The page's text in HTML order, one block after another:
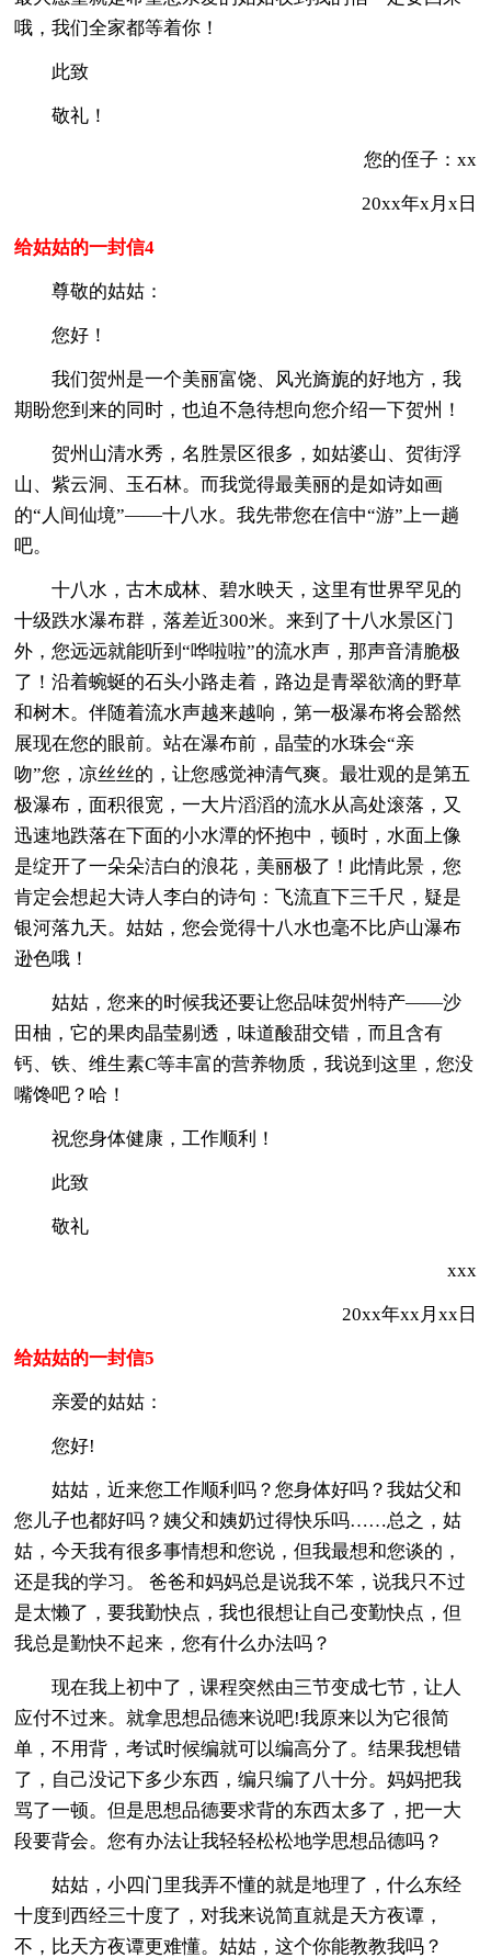
哦，我们全家都等着你！
此致
敬礼！
您的侄子：xx
20xx年x月x日
给姑姑的一封信4
尊敬的姑姑：
您好！
我们贺州是一个美丽富饶、风光旖旎的好地方，我
期盼您到来的同时，也迫不急待想向您介绍一下贺州！
贺州山清水秀，名胜景区很多，如姑婆山、贺街浮
山、紫云洞、玉石林。而我觉得最美丽的是如诗如画
的“人间仙境”——十八水。我先带您在信中“游”上一趟
吧。
十八水，古木成林、碧水映天，这里有世界罕见的
十级跌水瀑布群，落差近300米。来到了十八水景区门
外，您远远就能听到“哗啦啦”的流水声，那声音清脆极
了！沿着蜿蜒的石头小路走着，路边是青翠欲滴的野草
和树木。伴随着流水声越来越响，第一极瀑布将会豁然
展现在您的眼前。站在瀑布前，晶莹的水珠会“亲
吻”您，凉丝丝的，让您感觉神清气爽。最壮观的是第五
极瀑布，面积很宽，一大片滔滔的流水从高处滚落，又
迅速地跌落在下面的小水潭的怀抱中，顿时，水面上像
是绽开了一朵朵洁白的浪花，美丽极了！此情此景，您
肯定会想起大诗人李白的诗句：飞流直下三千尺，疑是
银河落九天。姑姑，您会觉得十八水也毫不比庐山瀑布
逊色哦！
姑姑，您来的时候我还要让您品味贺州特产——沙
田柚，它的果肉晶莹剔透，味道酸甜交错，而且含有
钙、铁、维生素C等丰富的营养物质，我说到这里，您没
嘴馋吧？哈！
祝您身体健康，工作顺利！
此致
敬礼
xxx
20xx年xx月xx日
给姑姑的一封信5
亲爱的姑姑：
您好!
姑姑，近来您工作顺利吗？您身体好吗？我姑父和
您儿子也都好吗？姨父和姨奶过得快乐吗……总之，姑
姑，今天我有很多事情想和您说，但我最想和您谈的，
还是我的学习。 爸爸和妈妈总是说我不笨，说我只不过
是太懒了，要我勤快点，我也很想让自己变勤快点，但
我总是勤快不起来，您有什么办法吗？
现在我上初中了，课程突然由三节变成七节，让人
应付不过来。就拿思想品德来说吧!我原来以为它很简
单，不用背，考试时候编就可以编高分了。结果我想错
了，自己没记下多少东西，编只编了八十分。妈妈把我
骂了一顿。但是思想品德要求背的东西太多了，把一大
段要背会。您有办法让我轻轻松松地学思想品德吗？
姑姑，小四门里我弄不懂的就是地理了，什么东经
十度到西经三十度了，对我来说简直就是天方夜谭，
不，比天方夜谭更难懂。姑姑，这个你能教教我吗？